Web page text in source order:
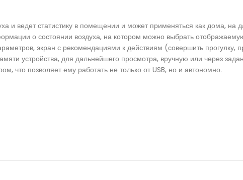
и ведет статистику в помещении и может применяться как дома, на
о состоянии воздуха, на котором можно выбрать
экран с рекомендациями к действиям (совершить прогулку,
устройства, для дальнейшего просмотра, вручную или через
что позволяет ему работать не только от USB, но и автономно.